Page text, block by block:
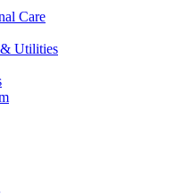
Care
Utilities